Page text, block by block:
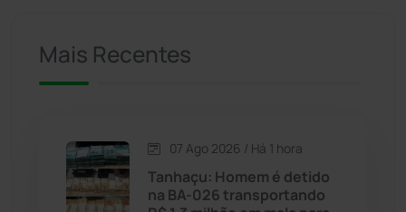
Caetanos
Candiba
Cândido Sales (121)
Mais Recentes
07 Ago 2026 / Há 1 hora
Tanhaçu: Homem é detido
na BA-026 transportando